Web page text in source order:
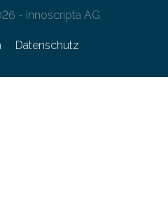
- innoscripta AG
Datenschutz